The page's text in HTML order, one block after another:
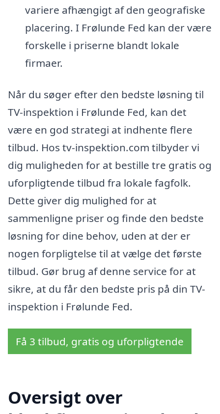
variere afhængigt af den geografiske
placering. I Frølunde Fed kan der være
forskelle i priserne blandt lokale
firmaer.
Når du søger efter den bedste løsning til
TV-inspektion i Frølunde Fed, kan det
være en god strategi at indhente flere
tilbud. Hos tv-inspektion.com tilbyder vi
dig muligheden for at bestille tre gratis og
uforpligtende tilbud fra lokale fagfolk.
Dette giver dig mulighed for at
sammenligne priser og finde den bedste
løsning for dine behov, uden at der er
nogen forpligtelse til at vælge det første
tilbud. Gør brug af denne service for at
sikre, at du får den bedste pris på din TV-
inspektion i Frølunde Fed.
Få 3 tilbud, gratis og uforpligtende
Oversigt over